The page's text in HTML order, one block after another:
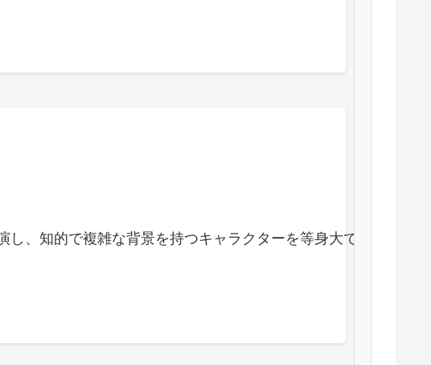
知的で複雑な背景を持つキャラクターを等身大で好演。